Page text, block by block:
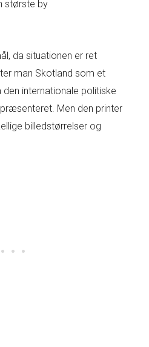
største by
da situationen er ret
man Skotland som et
internationale politiske
Men den printer
billedstørrelser og